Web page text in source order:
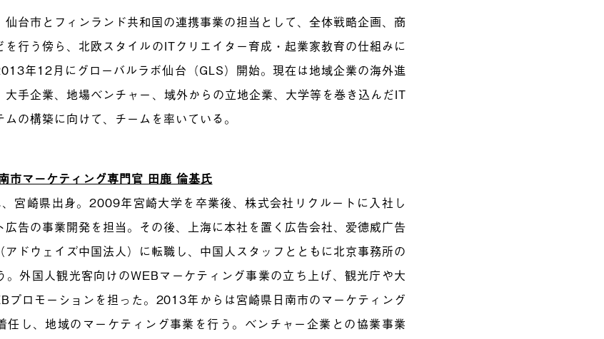
仙台市とフィンランド共和国の連携事業の担当として、全体戦略企画、商
を行う傍ら、北欧スタイルのITクリエイター育成・起業家教育の仕組みに
年12月にグローバルラボ仙台（GLS）開始。現在は地域企業の海外進
大手企業、地場ベンチャー、域外からの立地企業、大学等を巻き込んだIT
の構築に向けて、チームを率いている。
市マーケティング専門官 田鹿 倫基氏
宮崎県出身。2009年宮崎大学を卒業後、株式会社リクルートに入社し
広告の事業開発を担当。その後、上海に本社を置く広告会社、爱德威广告
アドウェイズ中国法人）に転職し、中国人スタッフとともに北京事務所の
。外国人観光客向けのWEBマーケティング事業の立ち上げ、観光庁や大
プロモーションを担った。2013年からは宮崎県日南市のマーケティング
任し、地域のマーケティング事業を行う。ベンチャー企業との協業事業